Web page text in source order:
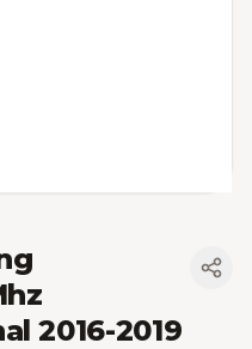
2016-2019